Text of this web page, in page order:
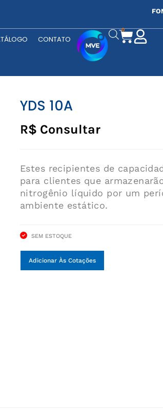
CONTATO
0
YDS 10A
R$ Consultar
Estes recipientes de
para clientes que
nitrogênio líquido por um
ambiente estático.
SEM ESTOQUE
Adicionar Às Cotações